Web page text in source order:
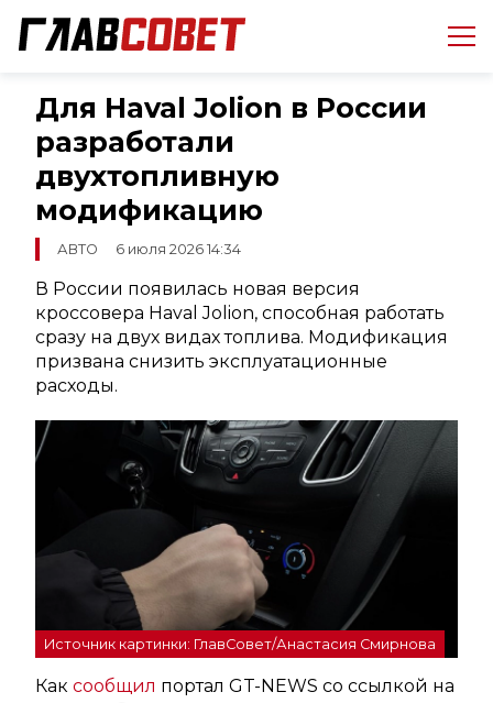
Для Haval Jolion в России
разработали
двухтопливную
модификацию
АВТО 6 июля 2026 14:34
В России появилась новая версия
кроссовера Haval Jolion, способная работать
сразу на двух видах топлива. Модификация
призвана снизить эксплуатационные
расходы.
Источник картинки: ГлавСовет/Анастасия Смирнова
Как сообщил портал GT-NEWS со ссылкой на